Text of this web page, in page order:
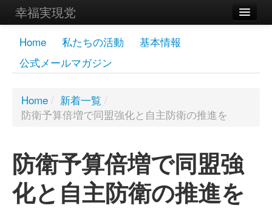
幸福実現党
メンバーズページ
党員
お問い合わせ
Home 私たちの活動
基本情報
公式メールマガジン
Home / 新着一覧 /
防衛予算倍増で同盟強化と自主防衛の推進を
防衛予算倍増で同盟強
化と自主防衛の推進を